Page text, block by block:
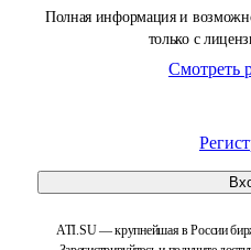
Полная информация и
только с
Смотреть
ATI.SU — крупнейшая в России